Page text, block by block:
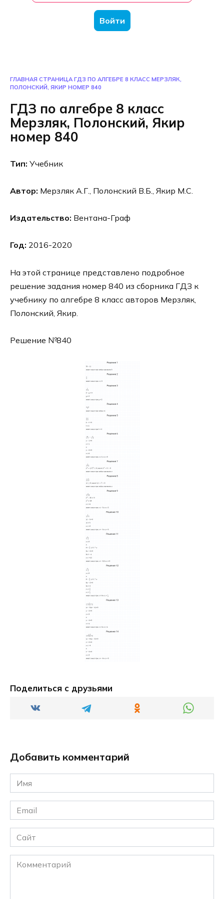
Войти
ГЛАВНАЯ СТРАНИЦА ГДЗ ПО АЛГЕБРЕ 8 КЛАСС МЕРЗЛЯК,
ПОЛОНСКИЙ, ЯКИР НОМЕР 840
ГДЗ по алгебре 8 класс
Мерзляк, Полонский, Якир
номер 840
Тип: Учебник
Автор: Мерзляк А.Г., Полонский В.Б., Якир М.С.
Издательство: Вентана-Граф
Год: 2016-2020
На этой странице представлено подробное
решение задания номер 840 из сборника ГДЗ к
учебнику по алгебре 8 класс авторов Мерзляк,
Полонский, Якир.
Решение №840
Поделиться с друзьями
Добавить комментарий
Имя
*
Email
*
Сайт
Комментарий